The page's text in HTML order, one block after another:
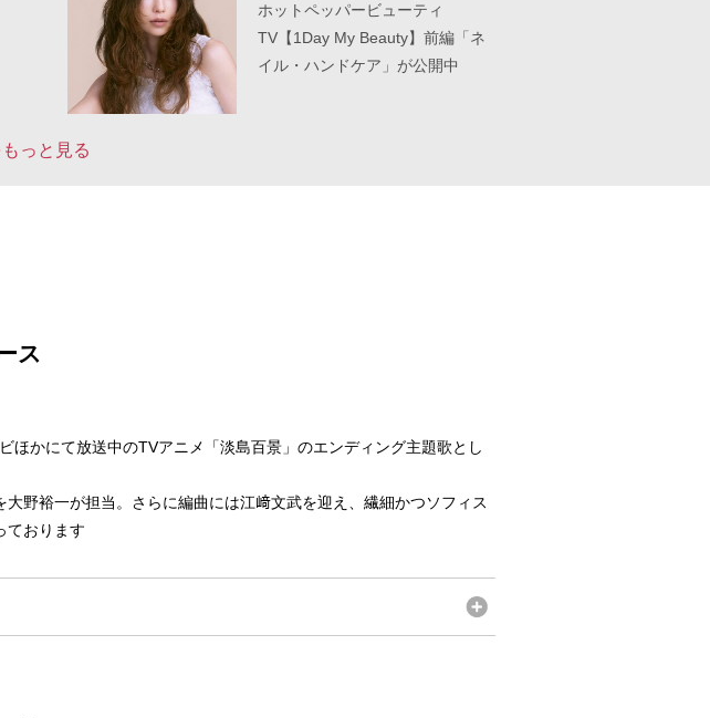
ホットペッパービューティ
TV【1Day My Beauty】前編「ネ
イル・ハンドケア」が公開中
っと見る
ス
ほかにて放送中のTVアニメ「淡島百景」のエンディング主題歌とし
野裕一が担当。さらに編曲には江﨑文武を迎え、繊細かつソフィス
ております